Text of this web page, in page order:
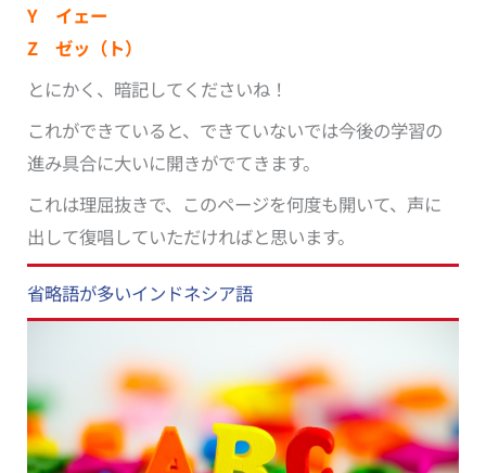
Y イェー
Z ゼッ（ト）
とにかく、暗記してくださいね！
これができていると、できていないでは今後の学習の
進み具合に大いに開きがでてきます。
これは理屈抜きで、このページを何度も開いて、声に
出して復唱していただければと思います。
省略語が多いインドネシア語